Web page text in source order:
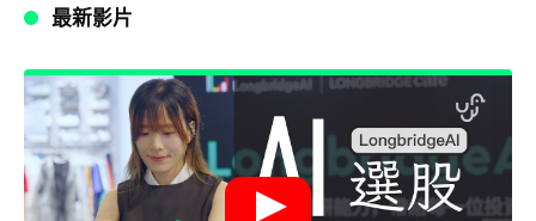
最新影片